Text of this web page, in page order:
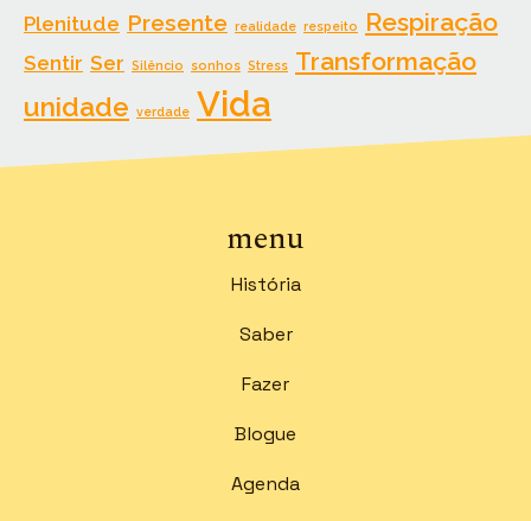
Plenitude Presente realidade respeito Respiração
Sentir Ser Silêncio sonhos Stress Transformação
unidade verdade Vida
menu
História
Saber
Fazer
Blogue
Agenda